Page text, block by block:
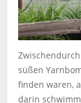
süßen
finden waren,
darin